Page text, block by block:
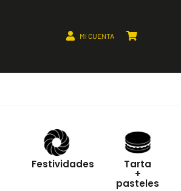
MI CUENTA
Festividades Tarta
+
pasteles